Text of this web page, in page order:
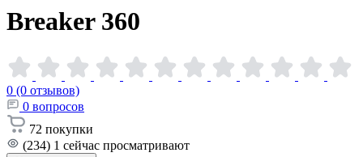
Breaker 360
0 (0 отзывов)
0 вопросов
72 покупки
(234) 1 сейчас просматривают